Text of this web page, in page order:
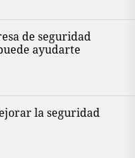
de seguridad
ayudarte
la seguridad